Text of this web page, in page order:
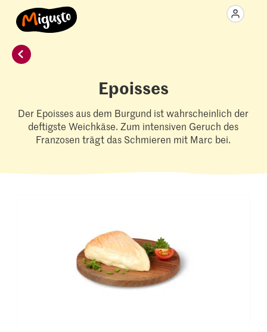
Epoisses
Der Epoisses aus dem Burgund ist wahrscheinlich der
deftigste Weichkäse. Zum intensiven Geruch des
Franzosen trägt das Schmieren mit Marc bei.